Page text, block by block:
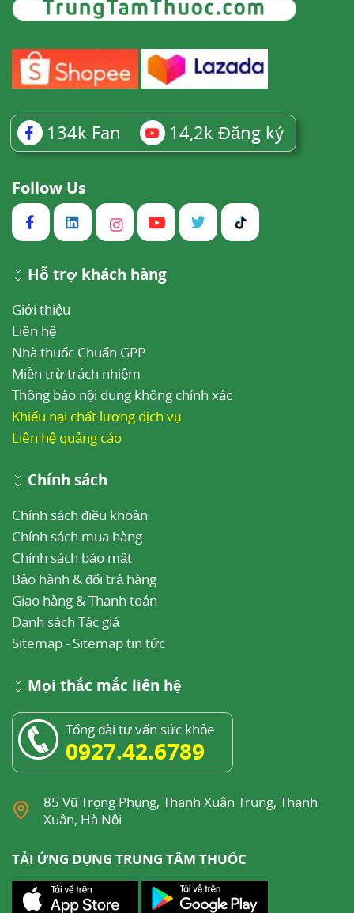
134k Fan 14,2k Đăng ký
Follow Us
Hỗ trợ khách hàng
Giới thiệu
Liên hệ
Nhà thuốc Chuẩn GPP
Miễn trừ trách nhiệm
Thông báo nội dung không chính xác
Khiếu nại chất lượng dịch vụ
Liên hệ quảng cáo
Chính sách
Chính sách điều khoản
Chính sách mua hàng
Chính sách bảo mật
Bảo hành & đổi trả hàng
Giao hàng & Thanh toán
Danh sách Tác giả
Sitemap- Sitemap tin tức
Mọi thắc mắc liên hệ
Tổng đài tư vấn sức khỏe
0927.42.6789
85 Vũ Trọng Phụng, Thanh Xuân Trung, Thanh
Xuân, Hà Nội
TẢI ỨNG DỤNG TRUNG TÂM THUỐC